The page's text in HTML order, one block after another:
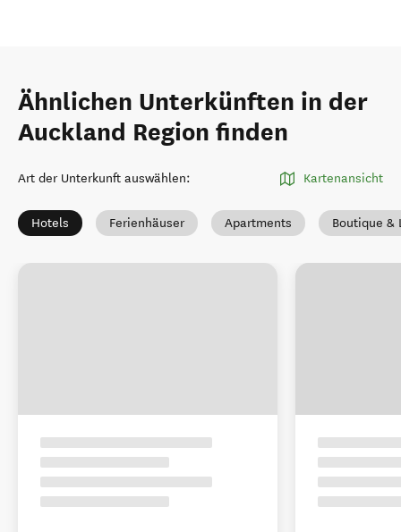
Ähnlichen Unterkünften in der
Auckland Region finden
Art der Unterkunft auswählen: Kartenansicht
Hotels Ferienhäuser Apartments Boutique &